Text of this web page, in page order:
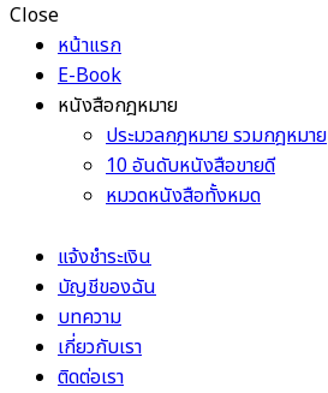
Close
หน้าแรก
E-Book
หนังสือกฎหมาย
ประมวลกฎหมาย รวมกฎหมาย
10 อันดับหนังสือขายดี
หมวดหนังสือทั้งหมด
แจ้งชำระเงิน
บัญชีของฉัน
บทความ
เกี่ยวกับเรา
ติดต่อเรา